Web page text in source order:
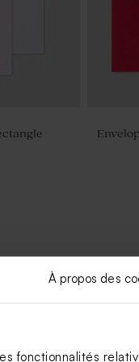
À propos des
fonctionnalités